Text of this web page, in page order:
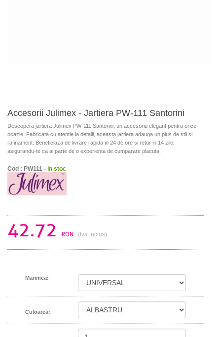
Accesorii Julimex - Jartiera PW-111 Santorini
Descopera jartiera Julimex PW-111 Santorini, un accesoriu elegant pentru orice
ocazie. Fabricata cu atentie la detalii, aceasta jartiera adauga un plus de stil si
rafinament. Beneficiaza de livrare rapida in 24 de ore si retur in 14 zile,
asigurandu-te ca ai parte de o experienta de cumparare placuta.
Cod : PW111 - in stoc
42.72 RON (tva inclus)
Marimea:
Culoarea: